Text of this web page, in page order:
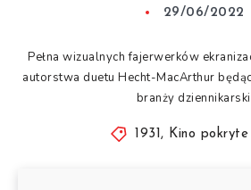
29/06/2022
Pełna wizualnych fajerwerków
autorstwa duetu Hecht-MacArthur
branży
1931, Kino pokryte